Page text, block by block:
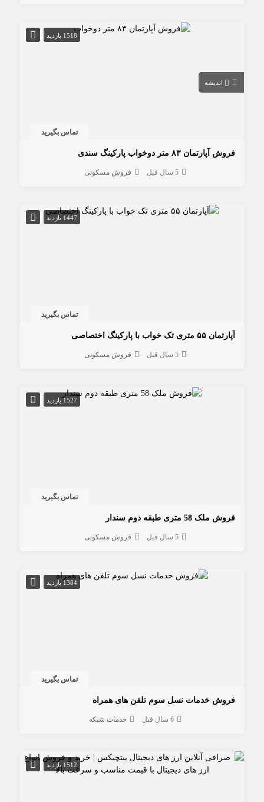
1518 بازدید
اندیشه
تماس بگیرید
فروش آپارتمان ۸۳ متر دوخواب پارکینگ سندی
5 سال قبل فروش مسکونی
1447 بازدید
تماس بگیرید
آپارتمان ۵۵ متری تک خواب با پارکینگ اختصاصی
5 سال قبل فروش مسکونی
1527 بازدید
تماس بگیرید
فروش ملک 58 متری طبقه دوم سندار
5 سال قبل فروش مسکونی
1384 بازدید
تماس بگیرید
فروش خدمات نسل سوم تلفن های همراه
6 سال قبل خدمات شبکه
1512 بازدید